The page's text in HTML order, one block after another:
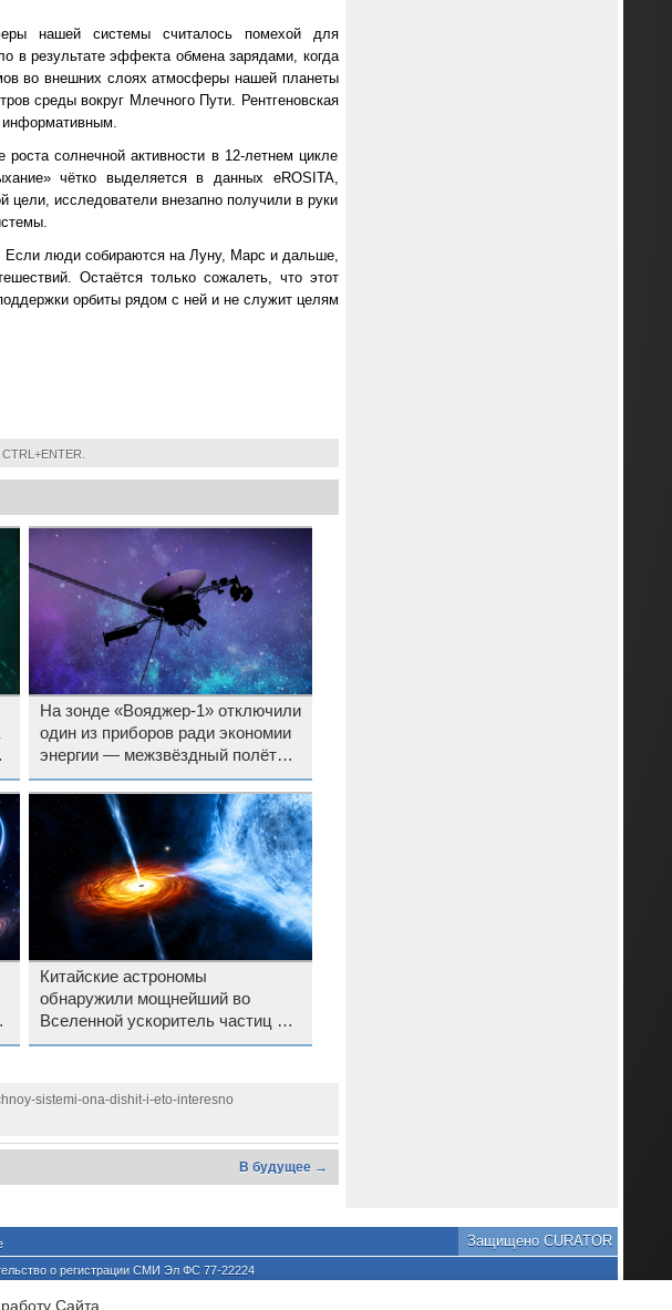
нашей системы считалось помехой для
в результате эффекта обмена зарядами, когда
во внешних слоях атмосферы нашей планеты
среды вокруг Млечного Пути. Рентгеновская
информативным.
солнечной активности в 12-летнем цикле
чётко выделяется в данных eROSITA,
цели, исследователи внезапно получили в руки
Если люди собираются на Луну, Марс и дальше,
Остаётся только сожалеть, что этот
орбиты рядом с ней и не служит целям
На зонде «Вояджер-1» отключили
один из приборов ради экономии
энергии — межзвёздный полёт
продолжается
Китайские астрономы
обнаружили мощнейший во
Вселенной ускоритель частиц —
он в 4400 раз превосходит БАК
sistemi-ona-dishit-i-eto-interesno
В будущее →
Защищено CURATOR
о регистрации СМИ Эл ФС 77-22224
Cайта.